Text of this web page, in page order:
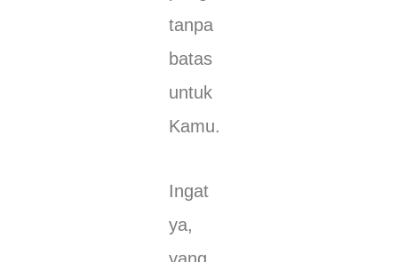
tanpa
batas
untuk
Kamu.
Ingat
ya,